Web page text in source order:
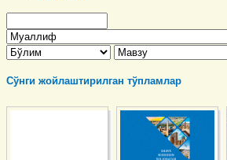
Сўнги жойлаштирилган тўпламлар